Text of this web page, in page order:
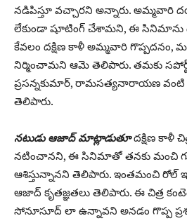
నడిపిస్తూ వచ్చారని అన్నారు. అమ్మవారి
లేకుండా షూటింగ్ చేశామని, ఈ సినిమాను
కేవలం దక్షిణ కాళీ అమ్మవారి గొప్పదనం,
నిర్మించామని ఆమె తెలిపారు. తమకు సపోర్ట్
ప్రసన్నకుమార్, రామసత్యనారాయణ వంటి
తెలిపారు.
నటుడు ఆజాద్ మాట్లాడుతూదక్షిణ కాళీ
నటించానని, ఈ సినిమాతో తనకు మంచి
ఆశిస్తున్నానని తెలిపారు. ఇంతమంచి రోల్
ఆజాద్ కృతజ్ఞతలు తెలిపారు. ఈ చిత్ర
సోనూసూద్ లా ఉన్నావని అనడం గొప్ప